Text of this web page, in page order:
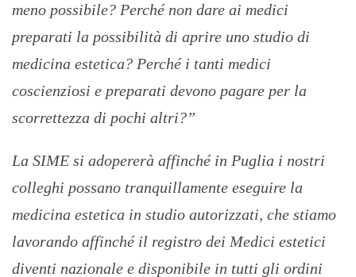
meno possibile? Perché non dare ai medici
preparati la possibilità di aprire uno studio di
medicina estetica? Perché i tanti medici
coscienziosi e preparati devono pagare per la
scorrettezza di pochi altri?”
La SIME si adopererà affinché in Puglia i nostri
colleghi possano tranquillamente eseguire la
medicina estetica in studio autorizzati, che stiamo
lavorando affinché il registro dei Medici estetici
diventi nazionale e disponibile in tutti gli ordini